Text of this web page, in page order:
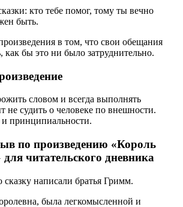
кто тебе помог, тому ты вечно
быть.
в том, что свои обещания
как бы это ни было затруднительно.
словом и всегда выполнять
не судить о человеке по внешности.
принципиальности.
по произведению «Король
читательского дневника
написали братья Гримм.
была легкомысленной и